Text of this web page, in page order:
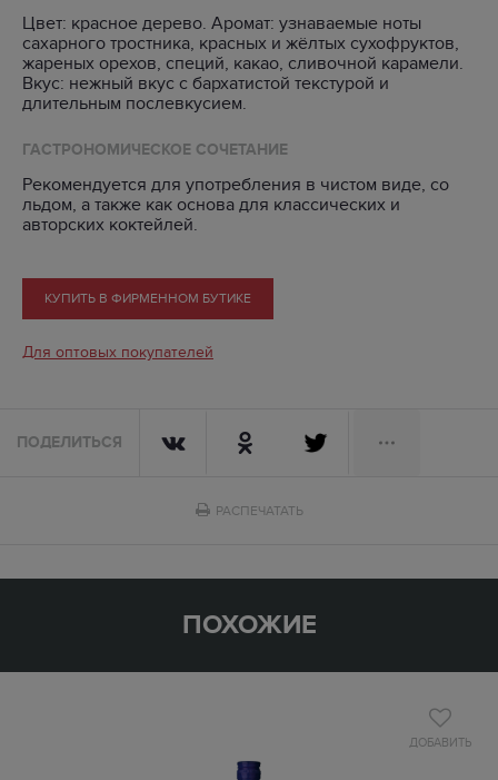
Цвет: красное дерево. Аромат: узнаваемые ноты
сахарного тростника, красных и жёлтых сухофруктов,
жареных орехов, специй, какао, сливочной карамели.
Вкус: нежный вкус с бархатистой текстурой и
длительным послевкусием.
ГАСТРОНОМИЧЕСКОЕ СОЧЕТАНИЕ
Рекомендуется для употребления в чистом виде, со
льдом, а также как основа для классических и
авторских коктейлей.
КУПИТЬ В ФИРМЕННОМ БУТИКЕ
Для оптовых покупателей
ПОДЕЛИТЬСЯ
РАСПЕЧАТАТЬ
ПОХОЖИЕ
ДОБАВИТЬ